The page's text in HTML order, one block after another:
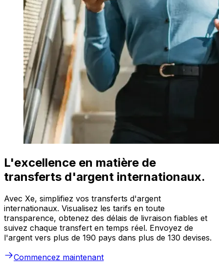
L'excellence en matière de
transferts d'argent internationaux.
Avec Xe, simplifiez vos transferts d'argent
internationaux. Visualisez les tarifs en toute
transparence, obtenez des délais de livraison fiables et
suivez chaque transfert en temps réel. Envoyez de
l'argent vers plus de 190 pays dans plus de 130 devises.
Commencez maintenant